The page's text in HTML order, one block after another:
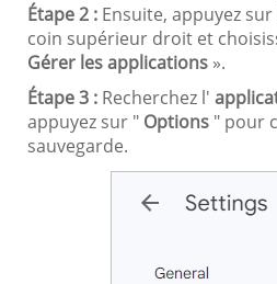
Étape 2 : Ensuite, appuyez
coin supérieur droit et
Gérer les applications ».
Étape 3 : Recherchez l'
appuyez sur " Options " pour
sauvegarde.